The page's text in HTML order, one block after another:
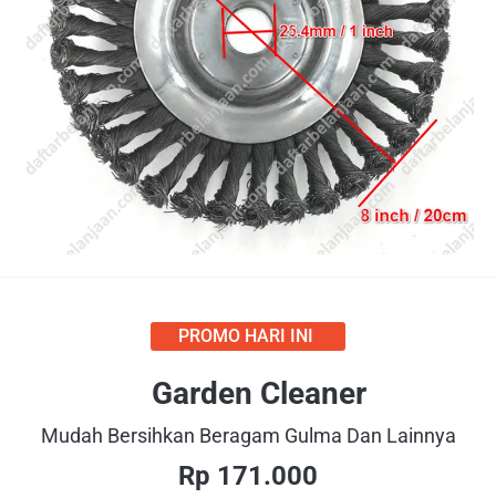
PROMO HARI INI
Garden Cleaner
Mudah Bersihkan Beragam Gulma Dan Lainnya
Rp 171.000